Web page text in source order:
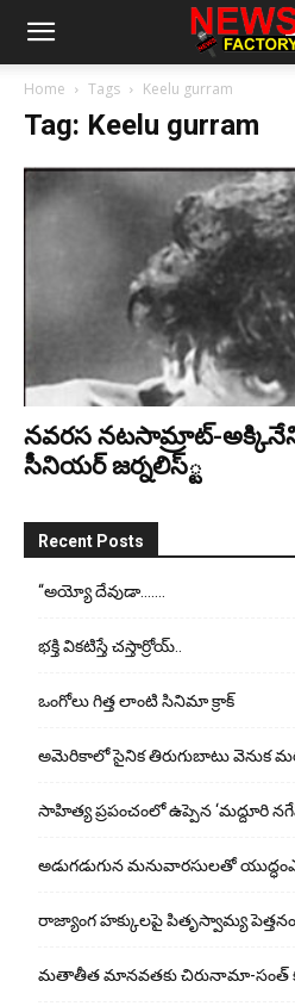
Home Tags Keelu gurram
Tag: Keelu gurram
న‌వ‌ర‌స న‌ట‌సామ్రాట్‌-
సీనియ‌ర్ జ‌ర్న‌లిస్్ట‌
Recent Posts
“అయ్యో దేవుడా…….
భ‌క్తి విక‌టిస్తే చ‌స్తార్రోయ్‌..
ఒంగోలు గిత్త లాంటి సినిమా క్రాక్
అమెరికాలో సైనిక తిరుగుబాటు వెనుక
సాహిత్య ప్రపంచంలో ఉప్పెన ‘మద్దూరి
అడుగ‌డుగున మ‌నువార‌సుల‌తో
రాజ్యాంగ హక్కులపై పితృస్వామ్య పెత్తనం
మతాతీత మానవతకు చిరునామా-సంత్